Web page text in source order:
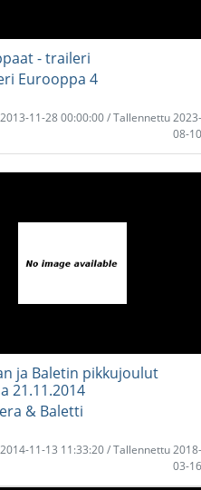
- traileri
Eurooppa 4
11-28 00:00:00 / Tallennettu 2023-
08-10
ja Baletin pikkujoulut
21.11.2014
& Baletti
11-13 11:33:20 / Tallennettu 2018-
03-16